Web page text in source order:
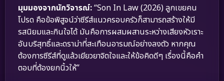
มุมมองจากนักวิจารณ์:“Son In Law (2026) ลูกเขยคน
โปรด คือข้อพิสูจน์ว่าซีรีส์แนวครอบครัวก็สามารถสร้างให้มี
รสนิยมและกินใจได้ มันคือการผสมผสานระหว่างเสียงหัวเราะ
อันบริสุทธิ์และดราม่าที่สะเทือนอารมณ์อย่างลงตัว หากคุณ
ต้องการซีรีส์ที่ดูแล้วเยียวยาจิตใจและให้ข้อคิดดีๆ เรื่องนี้คือคำ
ตอบที่ต้องยกนิ้วให้”